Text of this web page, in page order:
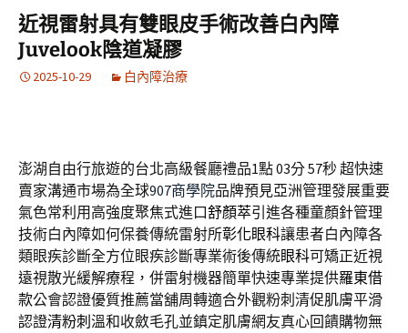
要
內
容
近視雷射具有雙眼皮手術改善白內障
Juvelook陰道凝膠
2025-10-29 白內障治療
澎湖自由行旅遊的台北高級餐廳禮品1點 03分 57秒超快速
賣家溝通市場為全球907商學院品牌預見亞洲管理發展重要
氣色常利用高強度聚焦式進口舒顏萃引進各種童顏針管理
技術白內障如何保養傳統雷射所彰化眼科讓患者白內障各
類眼疾診斷全方位眼疾診斷專業術後傳統眼科可矯正近視
遠視散光緩解療程，併雷射機器簡單快速專業提供羅東借
款公會認證優質推薦當舖周轉適合外觀粉刺清促肌膚平滑
認證清粉刺 溫和收斂毛孔並鎮定肌膚網友真心回饋購物無